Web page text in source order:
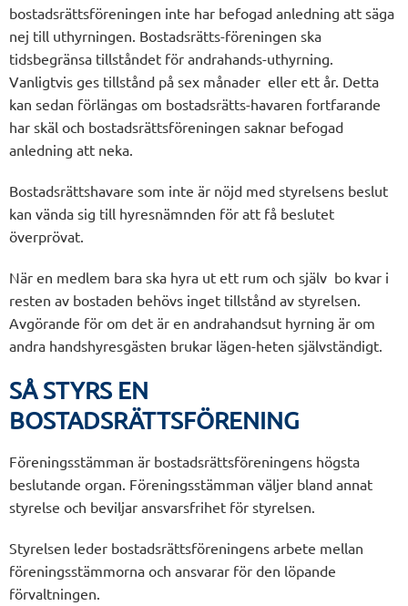
bostadsrättsföreningen inte har befogad anledning att säga
nej till uthyrningen. Bostadsrätts-föreningen ska
tidsbegränsa tillståndet för andrahands-uthyrning.
Vanligtvis ges tillstånd på sex månader eller ett år. Detta
kan sedan förlängas om bostadsrätts-havaren fortfarande
har skäl och bostadsrättsföreningen saknar befogad
anledning att neka.
Bostadsrättshavare som inte är nöjd med styrelsens beslut
kan vända sig till hyresnämnden för att få beslutet
överprövat.
När en medlem bara ska hyra ut ett rum och själv bo kvar i
resten av bostaden behövs inget tillstånd av styrelsen.
Avgörande för om det är en andrahandsut hyrning är om
andra handshyresgästen brukar lägen-heten självständigt.
SÅ STYRS EN
BOSTADSRÄTTSFÖRENING
Föreningsstämman är bostadsrättsföreningens högsta
beslutande organ. Föreningsstämman väljer bland annat
styrelse och beviljar ansvarsfrihet för styrelsen.
Styrelsen leder bostadsrättsföreningens arbete mellan
föreningsstämmorna och ansvarar för den löpande
förvaltningen.